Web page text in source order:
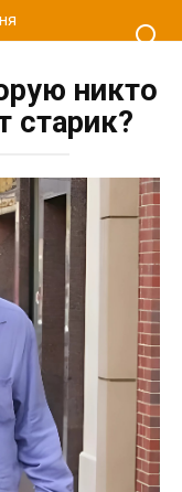
никто
старик?